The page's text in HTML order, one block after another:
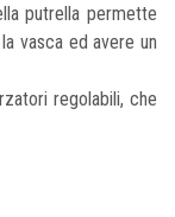
putrella permette
vasca ed avere un
regolabili, che